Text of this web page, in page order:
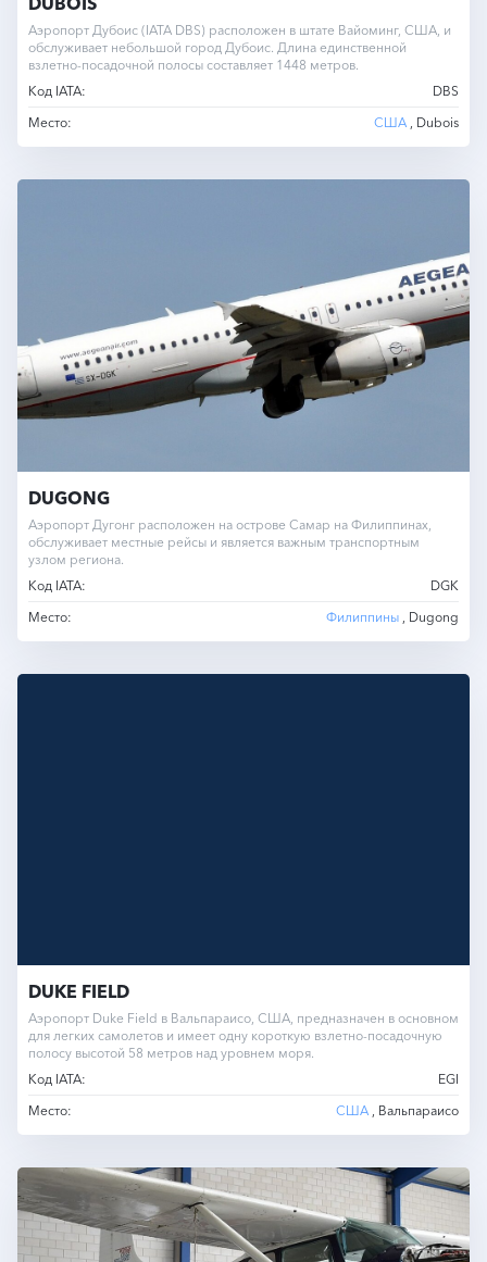
Аэропорт Дубоис (IATA DBS) расположен в штате Вайоминг, США, и
обслуживает небольшой город Дубоис. Длина единственной
взлетно-посадочной полосы составляет 1448 метров.
Код IATA:
DBS
Место:
США , Dubois
DUGONG
Аэропорт Дугонг расположен на острове Самар на Филиппинах,
обслуживает местные рейсы и является важным транспортным
узлом региона.
Код IATA:
DGK
Место:
Филиппины , Dugong
DUKE FIELD
Аэропорт Duke Field в Вальпараисо, США, предназначен в основном
для легких самолетов и имеет одну короткую взлетно-посадочную
полосу высотой 58 метров над уровнем моря.
Код IATA:
EGI
Место:
США , Вальпараисо